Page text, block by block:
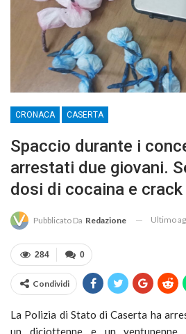
CRONACA CASERTA
Spaccio durante i
arrestati due giovani.
dosi di cocaina e crack
Pubblicato Da Redazione Ultimo
0
284
Condividi
La Polizia di Stato di Caserta ha
un diciottenne e un